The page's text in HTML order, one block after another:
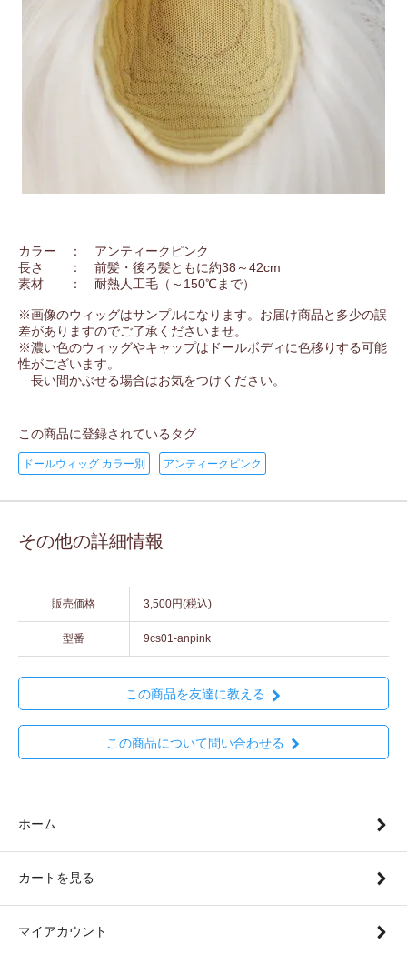
カラー ： アンティークピンク
長さ ： 前髪・後ろ髪ともに約38～42cm
素材 ： 耐熱人工毛（～150℃まで）
※画像のウィッグはサンプルになります。お届け商品と多少の誤
差がありますのでご了承くださいませ。
※濃い色のウィッグやキャップはドールボディに色移りする可能
性がございます。
長い間かぶせる場合はお気をつけください。
この商品に登録されているタグ
ドールウィッグ カラー別 アンティークピンク
その他の詳細情報
販売価格 3,500円(税込)
型番 9cs01-anpink
この商品を友達に教える
この商品について問い合わせる
ホーム
カートを見る
マイアカウント